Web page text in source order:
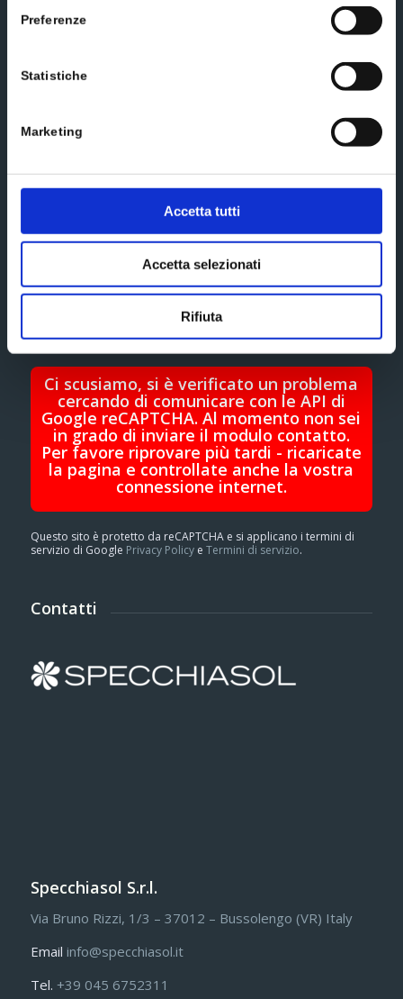
Preferenze
Statistiche
Marketing
Accetta tutti
Accetta selezionati
Rifiuta
Ci scusiamo, si è verificato un problema
cercando di comunicare con le API di
Google reCAPTCHA. Al momento non sei
in grado di inviare il modulo contatto.
Per favore riprovare più tardi - ricaricate
la pagina e controllate anche la vostra
connessione internet.
Questo sito è protetto da reCAPTCHA e si applicano i termini di
servizio di Google Privacy Policye Termini di servizio.
Contatti
Specchiasol S.r.l.
Via Bruno Rizzi, 1/3 – 37012 – Bussolengo (VR) Italy
Email info@specchiasol.it
Tel. +39 045 6752311